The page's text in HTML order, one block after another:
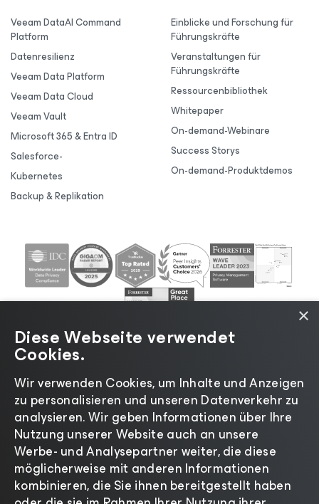
Veeam DataAI Command
Platform
Datenresilienz
Veeam Data Platform
Veeam Data Cloud
Veeam Vault
Microsoft 365 & Entra ID
Salesforce-
Kubernetes
Backup & Replikation
Einblicke und Forschung für
Führungskräfte
Veranstaltungen für
Führungskräfte
Ressourcenbibliothek
Whitepaper
On-demand-Webinare
Success Storys
On-demand-Produktdemos
©2026 Veeam® Software |Datenschutzrichtlinie|
Cookies|Rechtliches |Lizenzierungsrichtlinie|
Lieferanten-Ressourcen| Impressum
×
Diese Webseite verwendet
Cookies.
Wir verwenden Cookies, um Inhalte und Anzeigen
zu personalisieren und unseren Datenverkehr zu
analysieren. Wir geben Informationen über Ihre
Nutzung unserer Website auch an unsere
Werbe- und Analysepartner weiter, die diese
möglicherweise mit anderen Informationen
kombinieren, die Sie ihnen bereitgestellt haben